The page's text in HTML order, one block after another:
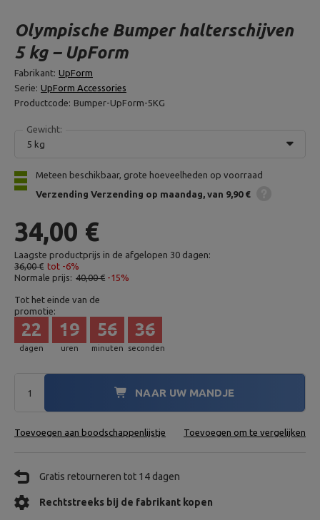
Olympische Bumper halterschijven
5 kg – UpForm
Fabrikant: UpForm
Serie: UpForm Accessories
Productcode: Bumper-UpForm-5KG
Gewicht:
5 kg
Meteen beschikbaar, grote hoeveelheden op voorraad
Verzending Verzending op maandag van 9,90 €
34,00 €
Laagste productprijs in de afgelopen 30 dagen:
36,00 € tot -6%
Normale prijs: 40,00 € -15%
Tot het einde van de
promotie:
dagen
22
uren
19
minuten
56
seconden
34
NAAR UW MANDJE
Toevoegen aan boodschappenlijstje Toevoegen om te vergelijken
Gratis retourneren tot 14 dagen
Rechtstreeks bij de fabrikant kopen